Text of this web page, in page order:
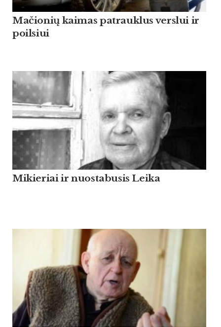
Mačionių kaimas patrauklus verslui ir
poilsiui
Mikieriai ir nuostabusis Leika